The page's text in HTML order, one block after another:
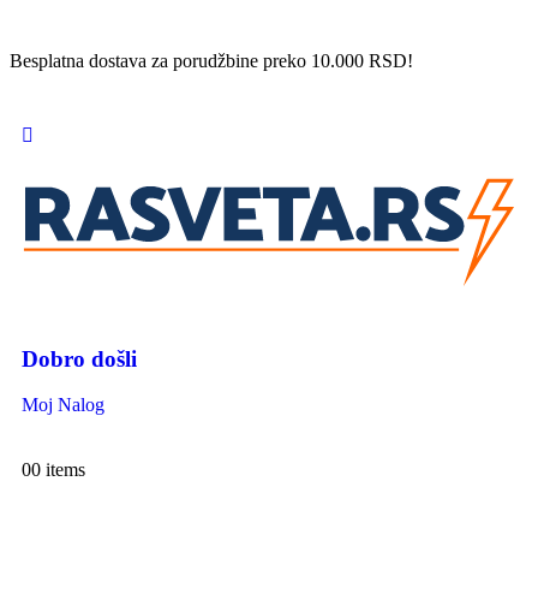
Besplatna dostava za porudžbine preko 10.000 RSD!
Dobro došli
Moj Nalog
00 items